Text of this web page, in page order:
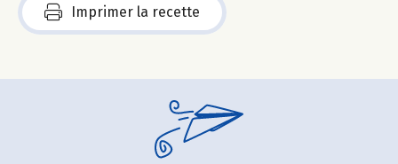
Imprimer la recette